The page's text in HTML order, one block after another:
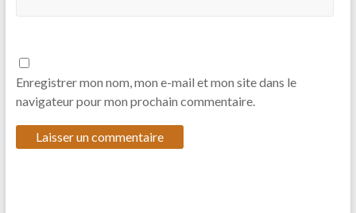
Enregistrer mon nom, mon e-mail et mon site dans le
navigateur pour mon prochain commentaire.